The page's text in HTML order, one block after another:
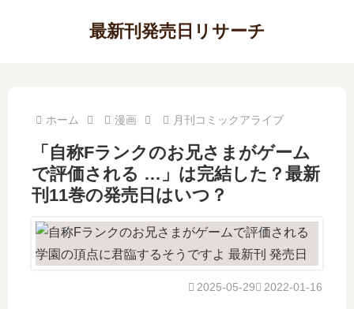
最新刊発売日リサーチ
ホーム 漫画 月刊コミックアライブ
「自称Fランクのお兄さまがゲーム
で評価される …」は完結した？最新
刊11巻の発売日はいつ？
2022-01-16
2025-05-29